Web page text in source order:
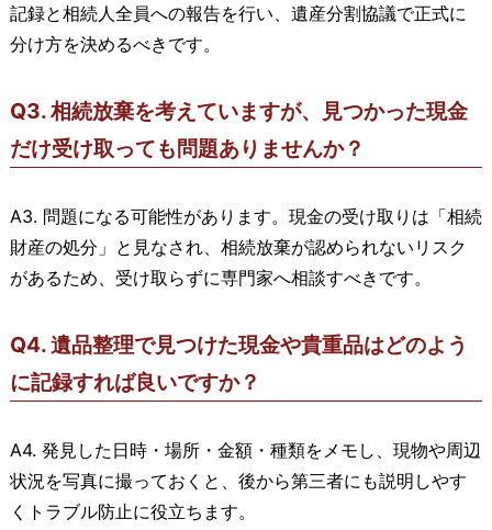
記録と相続人全員への報告を行い、遺産分割協議で正式に
分け方を決めるべきです。
Q3. 相続放棄を考えていますが、見つかった現金
だけ受け取っても問題ありませんか？
A3. 問題になる可能性があります。現金の受け取りは「相続
財産の処分」と見なされ、相続放棄が認められないリスク
があるため、受け取らずに専門家へ相談すべきです。
Q4. 遺品整理で見つけた現金や貴重品はどのよう
に記録すれば良いですか？
A4. 発見した日時・場所・金額・種類をメモし、現物や周辺
状況を写真に撮っておくと、後から第三者にも説明しやす
くトラブル防止に役立ちます。